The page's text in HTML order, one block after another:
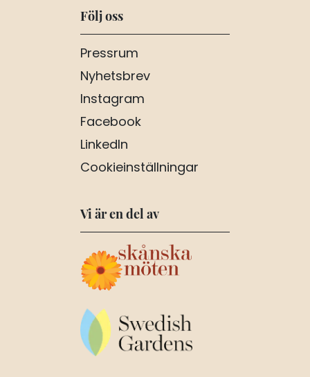
Följ oss
Pressrum
Nyhetsbrev
Instagram
Facebook
LinkedIn
Cookieinställningar
Vi är en del av